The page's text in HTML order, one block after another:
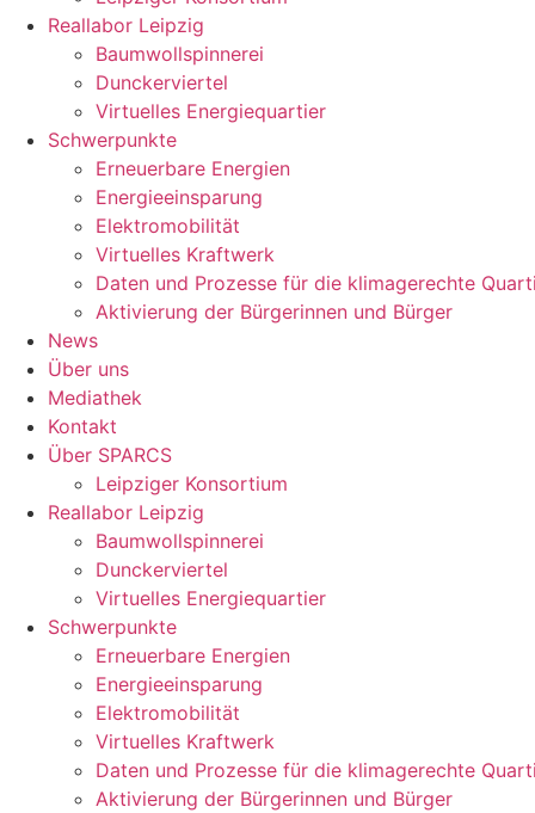
Reallabor Leipzig
Baumwollspinnerei
Dunckerviertel
Virtuelles Energiequartier
Schwerpunkte
Erneuerbare Energien
Energieeinsparung
Elektromobilität
Virtuelles Kraftwerk
Daten und Prozesse für die klimagerechte
Aktivierung der Bürgerinnen und Bürger
News
Über uns
Mediathek
Kontakt
Über SPARCS
Leipziger Konsortium
Reallabor Leipzig
Baumwollspinnerei
Dunckerviertel
Virtuelles Energiequartier
Schwerpunkte
Erneuerbare Energien
Energieeinsparung
Elektromobilität
Virtuelles Kraftwerk
Daten und Prozesse für die klimagerechte
Aktivierung der Bürgerinnen und Bürger